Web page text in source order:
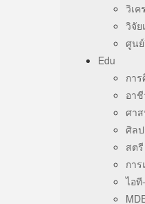
วิเค
วิจัย
ศูน
Edu
กา
อาชี
ศา
ศิล
สตรี
กา
ไอที